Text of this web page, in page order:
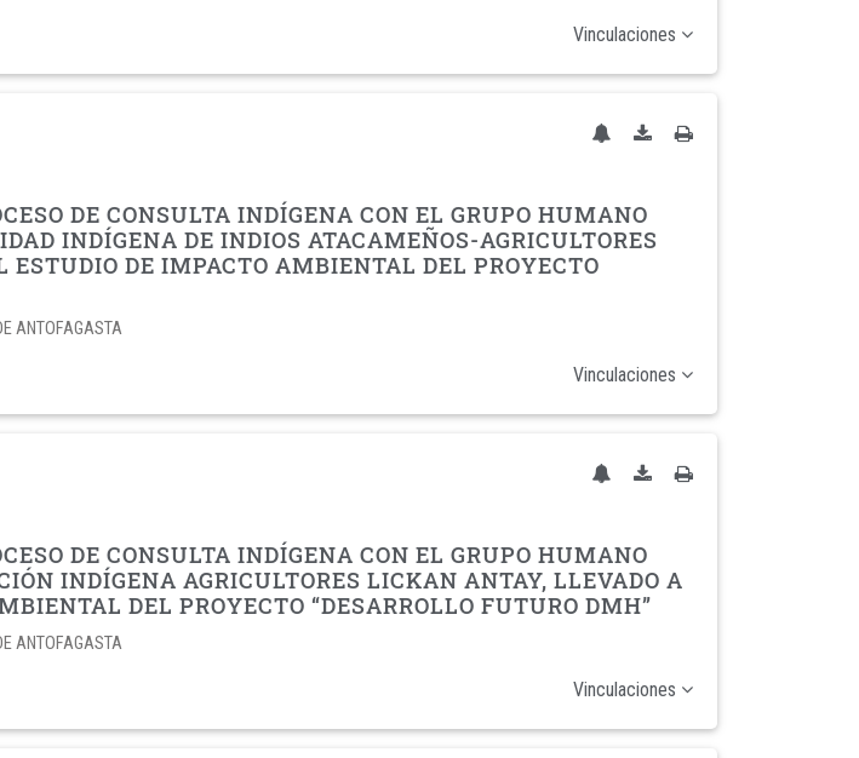
Vinculaciones
DE CONSULTA INDÍGENA CON EL GRUPO HUMANO
INDÍGENA DE INDIOS ATACAMEÑOS-AGRICULTORES
DE IMPACTO AMBIENTAL DEL PROYECTO
ANTOFAGASTA
Vinculaciones
DE CONSULTA INDÍGENA CON EL GRUPO HUMANO
INDÍGENA AGRICULTORES LICKAN ANTAY, LLEVADO A
DEL PROYECTO “DESARROLLO FUTURO DMH”
ANTOFAGASTA
Vinculaciones